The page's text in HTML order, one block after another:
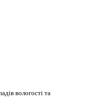
вологості та